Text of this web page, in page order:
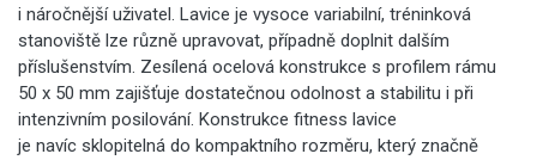
i náročnější uživatel. Lavice je vysoce variabilní, tréninková
stanoviště lze různě upravovat, případně doplnit dalším
příslušenstvím. Zesílená ocelová konstrukce s profilem rámu
50 x 50 mm zajišťuje dostatečnou odolnost a stabilitu i při
intenzivním posilování. Konstrukce fitness lavice
je navíc sklopitelná do kompaktního rozměru, který značně